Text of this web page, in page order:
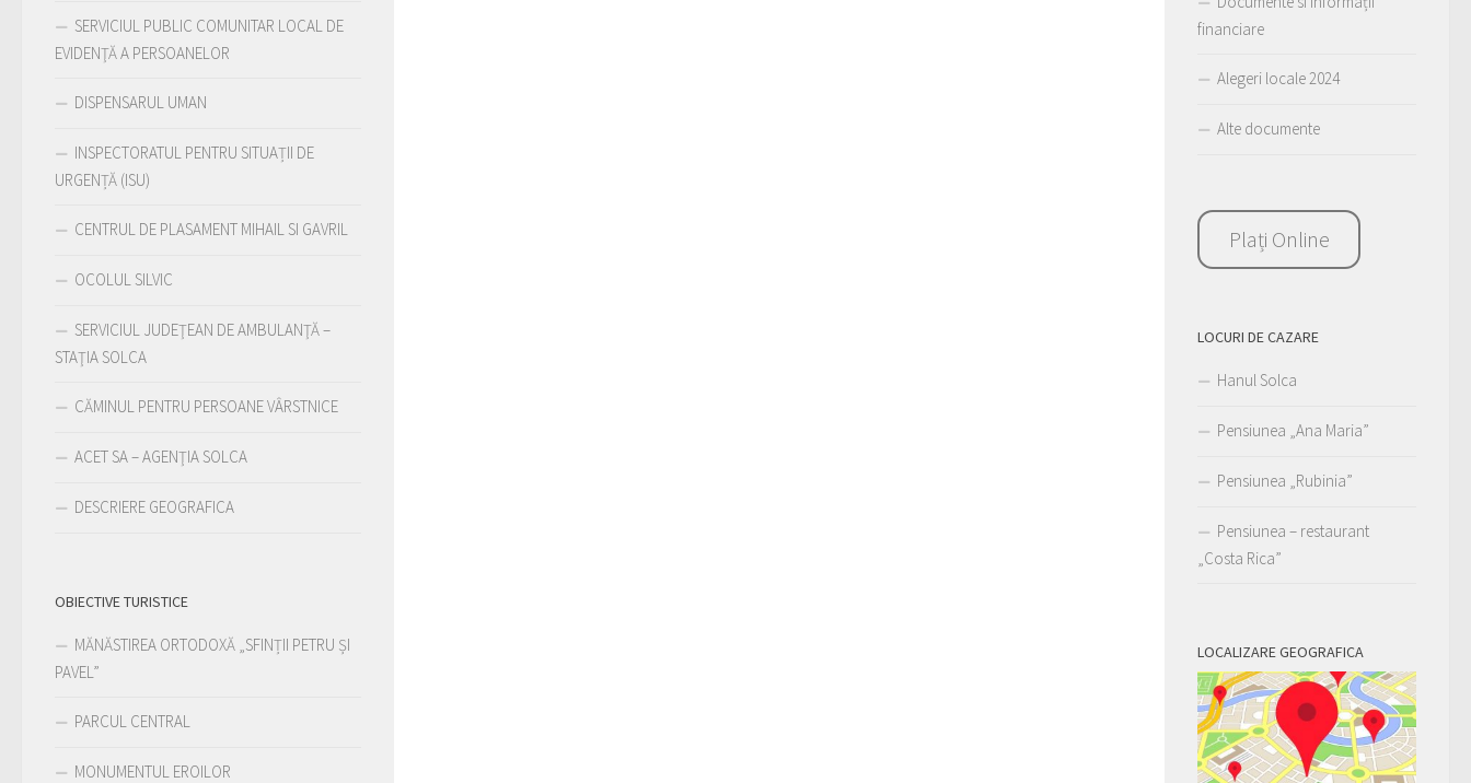
SERVICIUL PUBLIC COMUNITAR LOCAL DE
EVIDENŢĂ A PERSOANELOR
DISPENSARUL UMAN
INSPECTORATUL PENTRU SITUAȚII DE
URGENȚĂ (ISU)
CENTRUL DE PLASAMENT MIHAIL SI GAVRIL
OCOLUL SILVIC
SERVICIUL JUDEŢEAN DE AMBULANŢĂ –
STAŢIA SOLCA
CĂMINUL PENTRU PERSOANE VÂRSTNICE
ACET SA – AGENŢIA SOLCA
DESCRIERE GEOGRAFICA
OBIECTIVE TURISTICE
MĂNĂSTIREA ORTODOXĂ „SFINȚII PETRU ȘI
PAVEL”
PARCUL CENTRAL
MONUMENTUL EROILOR
financiare
Alegeri locale 2024
Alte documente
Plați Online
LOCURI DE CAZARE
Hanul Solca
Pensiunea „Ana Maria”
Pensiunea „Rubinia”
Pensiunea – restaurant
„Costa Rica”
LOCALIZARE GEOGRAFICA